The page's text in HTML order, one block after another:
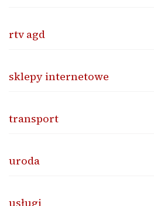
rtv agd
sklepy internetowe
transport
uroda
usługi